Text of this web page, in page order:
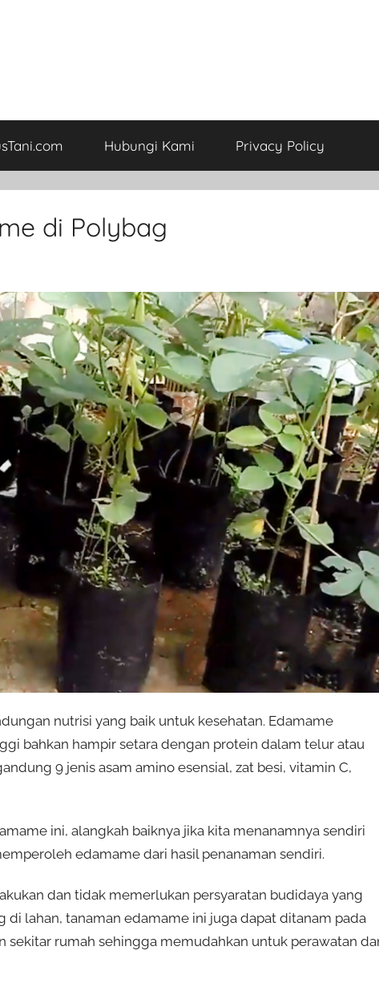
Hubungi Kami Privacy Policy
di Polybag
nutrisi yang baik untuk kesehatan. Edamame
bahkan hampir setara dengan protein dalam telur atau
9 jenis asam amino esensial, zat besi, vitamin C,
ini, alangkah baiknya jika kita menanamnya sendiri
edamame dari hasil penanaman sendiri.
dan tidak memerlukan persyaratan budidaya yang
lahan, tanaman edamame ini juga dapat ditanam pada
sekitar rumah sehingga memudahkan untuk perawatan